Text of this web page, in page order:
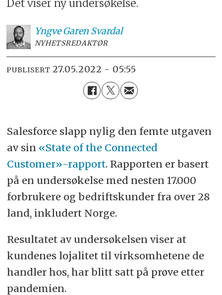
Det viser ny undersøkelse.
Yngve Garen Svardal
NYHETSREDAKTØR
PUBLISERT 27.05.2022 - 05:55
Salesforce slapp nylig den femte utgaven
av sin «State of the Connected
Customer»-rapport. Rapporten er basert
på en undersøkelse med nesten 17.000
forbrukere og bedriftskunder fra over 28
land, inkludert Norge.
Resultatet av undersøkelsen viser at
kundenes lojalitet til virksomhetene de
handler hos, har blitt satt på prøve etter
pandemien.